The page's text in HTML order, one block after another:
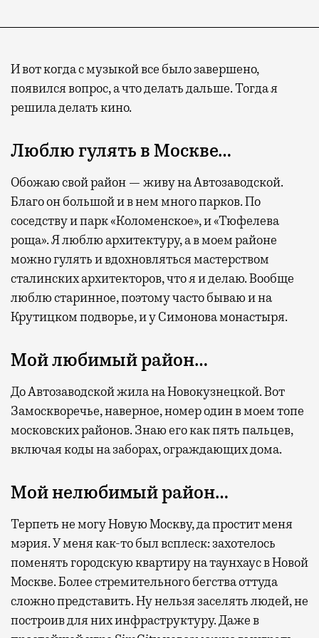
И вот когда с музыкой все было завершено,
появился вопрос, а что делать дальше. Тогда я
решила делать кино.
Люблю гулять в Москве…
Обожаю свой район — живу на Автозаводской.
Благо он большой и в нем много парков. По
соседству и парк «Коломенское», и «Тюфелева
роща». Я люблю архитектуру, а в моем районе
можно гулять и вдохновляться мастерством
сталинских архитекторов, что я и делаю. Вообще
люблю старинное, поэтому часто бываю и на
Крутицком подворье, и у Симонова монастыря.
Мой любимый район…
До Автозаводской жила на Новокузнецкой. Вот
Замоскворечье, наверное, номер один в моем топе
московских районов. Знаю его как пять пальцев,
включая коды на заборах, ограждающих дома.
Мой нелюбимый район…
Терпеть не могу Новую Москву, да простит меня
мэрия. У меня как-то был всплеск: захотелось
поменять городскую квартиру на таунхаус в Новой
Москве. Более стремительного бегства оттуда
сложно представить. Ну нельзя заселять людей, не
построив для них инфраструктуру. Даже в